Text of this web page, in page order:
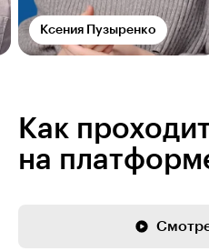
Ксения Пузыренко
Как
на